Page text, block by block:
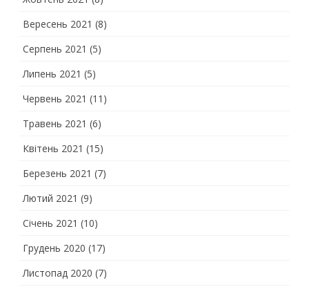
Вересень 2021 (8)
Серпень 2021 (5)
Липень 2021 (5)
Червень 2021 (11)
Травень 2021 (6)
Квітень 2021 (15)
Березень 2021 (7)
Лютий 2021 (9)
Січень 2021 (10)
Грудень 2020 (17)
Листопад 2020 (7)